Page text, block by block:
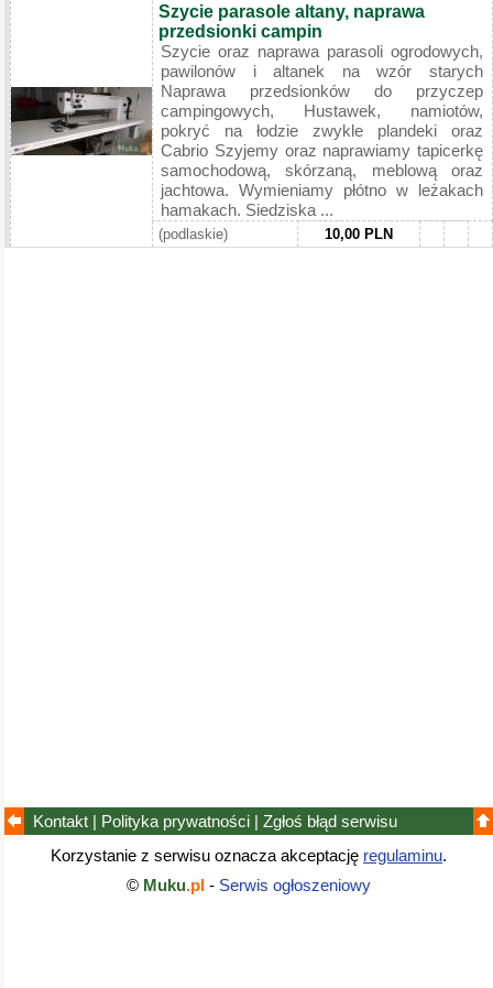
Szycie parasole altany, naprawa
przedsionki campin
Szycie oraz naprawa parasoli ogrodowych,
pawilonów i altanek na wzór starych
Naprawa przedsionków do przyczep
campingowych, Hustawek, namiotów,
pokryć na łodzie zwykle plandeki oraz
Cabrio Szyjemy oraz naprawiamy tapicerkę
samochodową, skórzaną, meblową oraz
jachtowa. Wymieniamy płótno w leżakach
hamakach. Siedziska ...
(podlaskie) 10,00 PLN
Kontakt | Polityka prywatności | Zgłoś błąd serwisu
Korzystanie z serwisu oznacza akceptację regulaminu.
© Muku.pl - Serwis ogłoszeniowy